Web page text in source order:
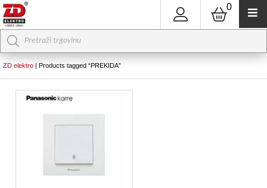
0
Products
search
ZD elektro | Products tagged “PREKIDA”